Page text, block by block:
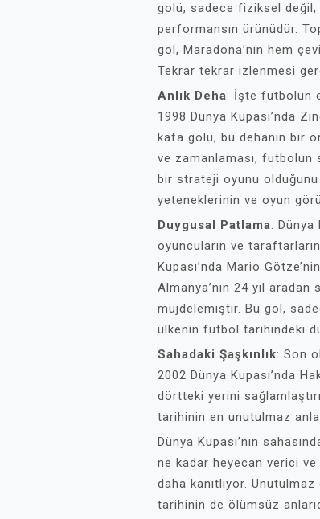
golü, sadece fiziksel
performansın ürünüdür.
gol, Maradona’nın hem
Tekrar tekrar izlenmesi
Anlık Deha: İşte futbolun
1998 Dünya Kupası’nda
kafa golü, bu dehanın bir
ve zamanlaması, futbolun
bir strateji oyunu olduğunu
yeteneklerinin ve oyun
Duygusal Patlama: Dünya
oyuncuların ve
Kupası’nda Mario
Almanya’nın 24 yıl aradan
müjdelemiştir. Bu gol,
ülkenin futbol tarihindeki
Sahadaki Şaşkınlık: Son
2002 Dünya Kupası’nda
dörtteki yerini
tarihinin en unutulmaz
Dünya Kupası’nın
ne kadar heyecan verici
daha kanıtlıyor.
tarihinin de ölümsüz